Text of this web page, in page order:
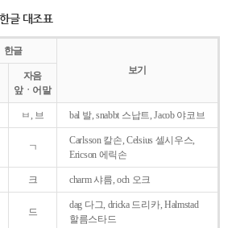
글 대조표
한글
보기
자음
앞ㆍ어말
ㅂ, 브 bal 발, snabbt 스납트, Jacob 야코브
ㄱ
Carlsson 칼손, Celsius 셀시우스,
Ericson 에릭손
크 charm 샤름, och 오크
드
dag 다그, dricka 드리카, Halmstad
할름스타드